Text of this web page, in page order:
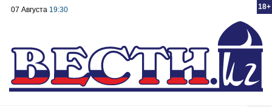
18+
07 Августа 19:30